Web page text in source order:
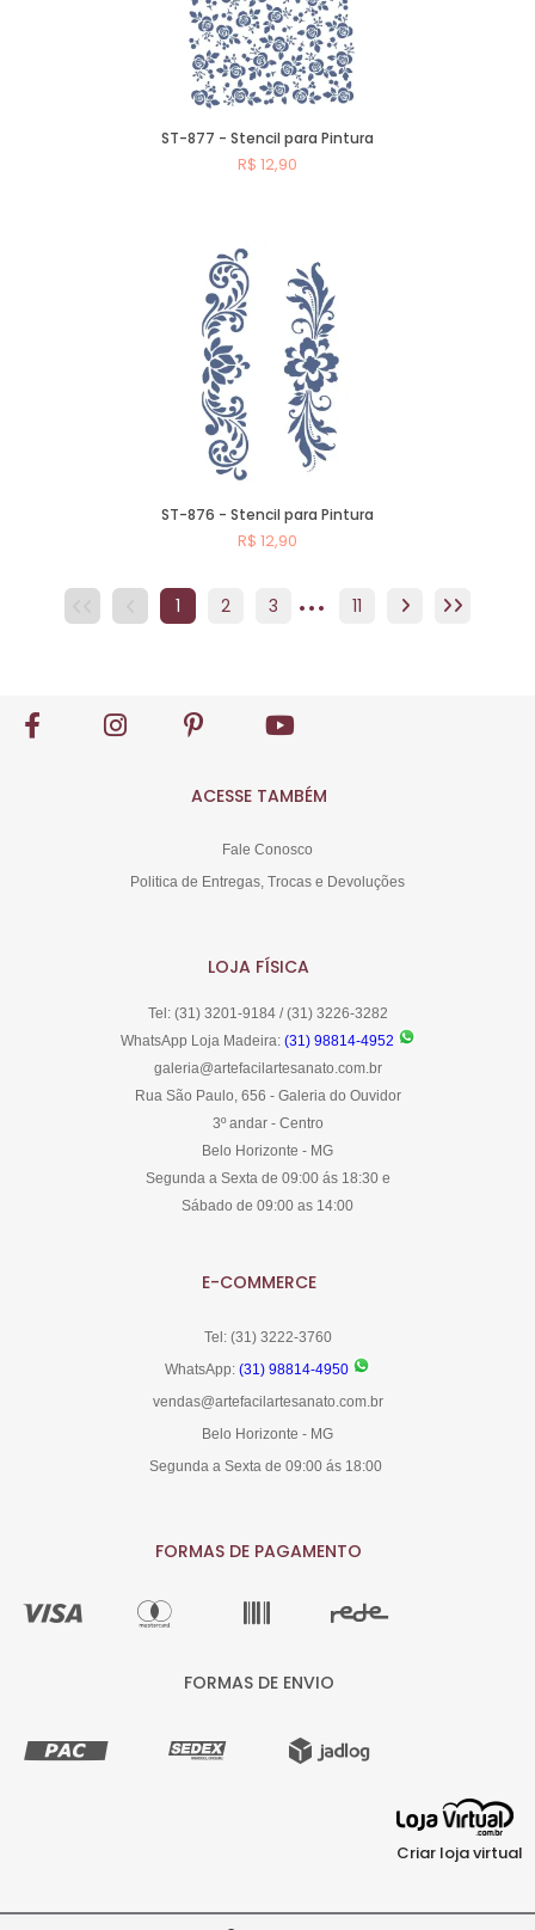
ST-877 - Stencil para Pintura
R$ 12,90
ST-876 - Stencil para Pintura
R$ 12,90
Comprar
1 2 3 4 7
... 11
ACESSE TAMBÉM
Fale Conosco
Politica de Entregas, Trocas e Devoluções
LOJA FÍSICA
Tel: (31) 3201-9184 / (31) 3226-3282
WhatsApp Loja Madeira: (31) 98814-4952
galeria@artefacilartesanato.com.br
Rua São Paulo, 656 - Galeria do Ouvidor
3º andar - Centro
Belo Horizonte - MG
Segunda a Sexta de 09:00 ás 18:30 e
Sábado de 09:00 as 14:00
E-COMMERCE
Tel: (31) 3222-3760
WhatsApp: (31) 98814-4950
vendas@artefacilartesanato.com.br
Belo Horizonte - MG
Segunda a Sexta de 09:00 ás 18:00
FORMAS DE PAGAMENTO
FORMAS DE ENVIO
Criar loja virtual